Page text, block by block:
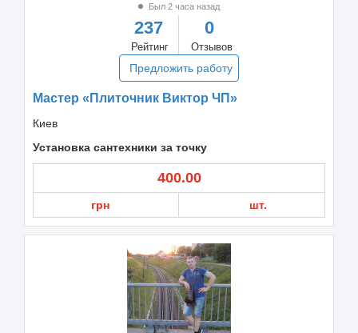
Был 2 часа назад
237
Рейтинг
0
Отзывов
Предложить работу
Мастер «Плиточник Виктор ЧП»
Киев
Установка сантехники за точку
400.00
грн шт.